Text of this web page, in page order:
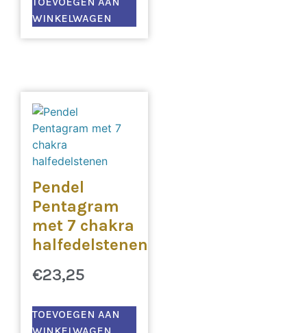
WINKELWAGEN
Pendel
Pentagram
met 7 chakra
halfedelstenen
€23,25
TOEVOEGEN AAN